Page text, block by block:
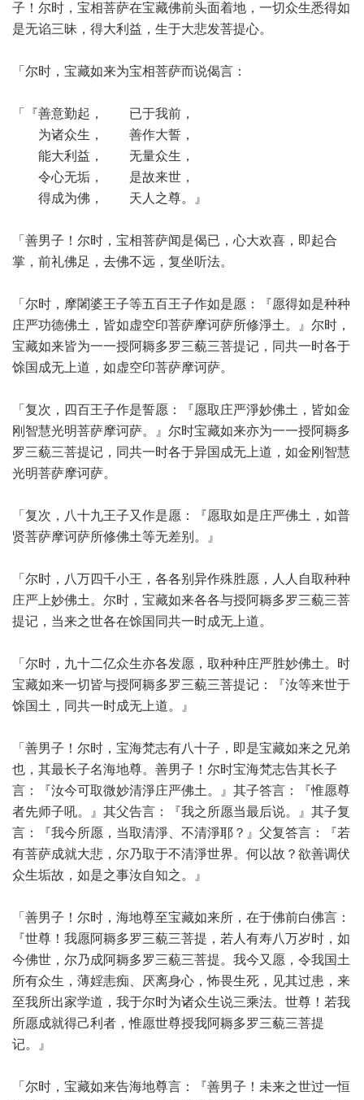
子！尔时，宝相菩萨在宝藏佛前头面着地，一切众生悉得如
是无谄三昧，得大利益，生于大悲发菩提心。
「尔时，宝藏如来为宝相菩萨而说偈言：
「『善意勤起， 已于我前，
为诸众生， 善作大誓，
能大利益， 无量众生，
令心无垢， 是故来世，
得成为佛， 天人之尊。』
「善男子！尔时，宝相菩萨闻是偈已，心大欢喜，即起合
掌，前礼佛足，去佛不远，复坐听法。
「尔时，摩闍婆王子等五百王子作如是愿：『愿得如是种种
庄严功德佛土，皆如虚空印菩萨摩诃萨所修淨土。』尔时，
宝藏如来皆为一一授阿耨多罗三藐三菩提记，同共一时各于
馀国成无上道，如虚空印菩萨摩诃萨。
「复次，四百王子作是誓愿：『愿取庄严淨妙佛土，皆如金
刚智慧光明菩萨摩诃萨。』尔时宝藏如来亦为一一授阿耨多
罗三藐三菩提记，同共一时各于异国成无上道，如金刚智慧
光明菩萨摩诃萨。
「复次，八十九王子又作是愿：『愿取如是庄严佛土，如普
贤菩萨摩诃萨所修佛土等无差别。』
「尔时，八万四千小王，各各别异作殊胜愿，人人自取种种
庄严上妙佛土。尔时，宝藏如来各各与授阿耨多罗三藐三菩
提记，当来之世各在馀国同共一时成无上道。
「尔时，九十二亿众生亦各发愿，取种种庄严胜妙佛土。时
宝藏如来一切皆与授阿耨多罗三藐三菩提记：『汝等来世于
馀国土，同共一时成无上道。』
「善男子！尔时，宝海梵志有八十子，即是宝藏如来之兄弟
也，其最长子名海地尊。善男子！尔时宝海梵志告其长子
言：『汝今可取微妙清淨庄严佛土。』其子答言：『惟愿尊
者先师子吼。』其父告言：『我之所愿当最后说。』其子复
言：『我今所愿，当取清淨、不清淨耶？』父复答言：『若
有菩萨成就大悲，尔乃取于不清淨世界。何以故？欲善调伏
众生垢故，如是之事汝自知之。』
「善男子！尔时，海地尊至宝藏如来所，在于佛前白佛言：
『世尊！我愿阿耨多罗三藐三菩提，若人有寿八万岁时，如
今佛世，尔乃成阿耨多罗三藐三菩提。我今又愿，令我国土
所有众生，薄婬恚痴、厌离身心，怖畏生死，见其过患，来
至我所出家学道，我于尔时为诸众生说三乘法。世尊！若我
所愿成就得己利者，惟愿世尊授我阿耨多罗三藐三菩提
记。』
「尔时，宝藏如来告海地尊言：『善男子！未来之世过一恒